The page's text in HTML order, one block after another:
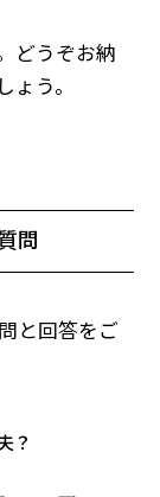
どうぞお納
ょう。
問
と回答をご
？